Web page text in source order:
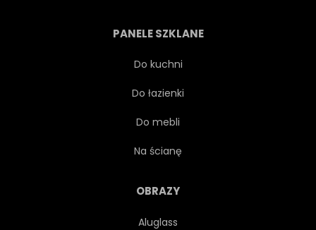
WAKACJE
WAKACJE
PANELE SZKLANE
Do kuchni
Do łazienki
Do mebli
Na ścianę
OBRAZY
Aluglass